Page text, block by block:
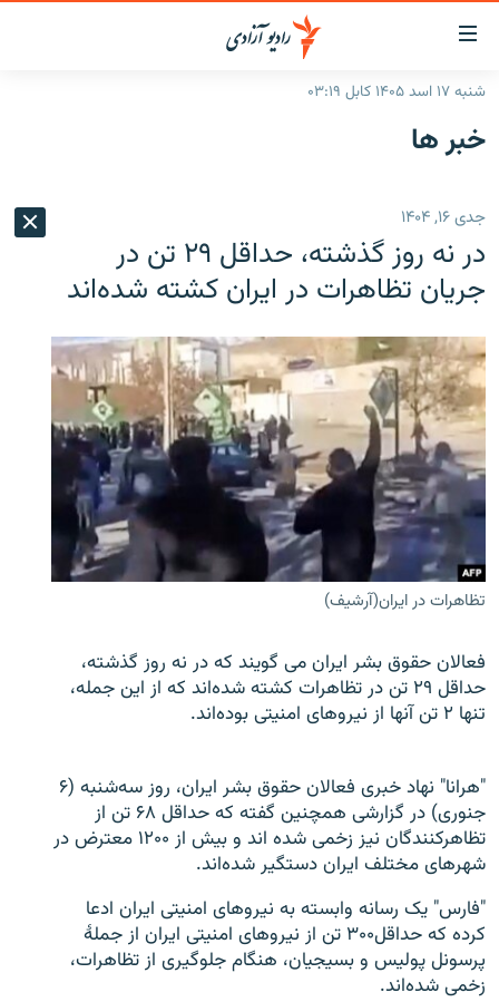
لینک‌های
قابل
دسترسی
به
بازگشت
منوی
اصلی
به
صفحه
جستجو
گزارش‌ها
شرق میانه
جهان
جدول نشرات
مصاحبه‌ها
مجموعه تصویری
ورزش
بحران مهاجرت
'کووید-۱۹'
تماس
صفحه پشتو
Azadi English
به ما بپیوندید
همۀ سایت‌های رادیو آزادی/ رادیو اروپای آزاد
شنبه ۱۷ اسد ۱۴۰۵ کابل ۰۳:۱۹
خبر ها
جدی ۱۶, ۱۴۰۴
در نه روز گذشته، حداقل ۲۹ تن در
جریان تظاهرات در ایران کشته شده‌اند
تظاهرات در ایران(آرشیف)
فعالان حقوق بشر ایران می گویند که در نه روز گذشته،
حداقل ۲۹ تن در تظاهرات کشته شده‌اند که از این جمله،
تنها ۲ تن آنها از نیروهای امنیتی بوده‌اند.
"هرانا" نهاد خبری فعالان حقوق بشر ایران، روز سه‌شنبه (۶
جنوری) در گزارشی همچنین گفته که حداقل ۶۸ تن از
تظاهرکنندگان نیز زخمی شده اند و بیش از ۱۲۰۰ معترض در
شهرهای مختلف ایران دستگیر شده‌اند.
"فارس" یک رسانه وابسته به نیروهای امنیتی ایران ادعا
کرده که حداقل۳۰۰ تن از نیروهای امنیتی ایران از جملۀ
پرسونل پولیس و بسیجیان، هنگام جلوگیری از تظاهرات،
زخمی شده‌اند.